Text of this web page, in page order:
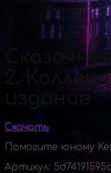
2.
Скачать
Помогите юному
Артикул: